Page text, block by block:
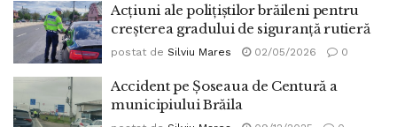
Acțiuni ale polițiștilor brăileni pentru
creșterea gradului de siguranță rutieră
postat de Silviu Mares 02/05/2026 0
Accident pe Șoseaua de Centură a
municipiului Brăila